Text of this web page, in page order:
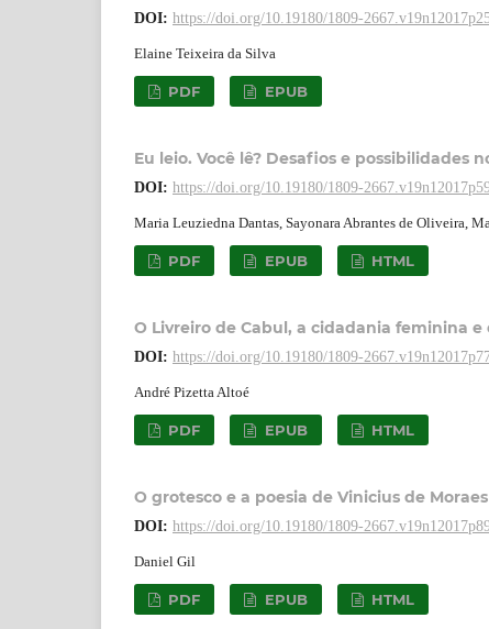
DOI: https://doi.org/10.19180/1809-
Elaine Teixeira da Silva
PDF EPUB
Eu leio. Você lê? Desafios e
DOI: https://doi.org/10.19180/1809-
Maria Leuziedna Dantas, Sayonara Abrantes de Oliveira,
PDF EPUB HTML
O Livreiro de Cabul, a cidadania feminina
DOI: https://doi.org/10.19180/1809-
André Pizetta Altoé
PDF EPUB HTML
O grotesco e a poesia de Vinicius de Moraes
DOI: https://doi.org/10.19180/1809-
Daniel Gil
PDF EPUB HTML